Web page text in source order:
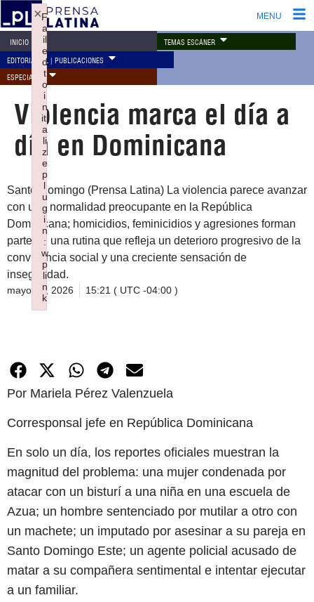
MENU
INICIO TEMAS ESCÁNER
EDITORIAL PL | PUBLICACIONES
ESPECIALES
Violencia marca el día a
día en Dominicana
Santo Domingo (Prensa Latina) La violencia parece avanzar
con una normalidad preocupante en la República
Dominicana; homicidios, feminicidios y agresiones forman
parte de una rutina que refleja un deterioro progresivo de la
convivencia social y una creciente sensación de
inseguridad.
mayo 20, 2026 15:21 ( UTC -04:00 )
Por Mariela Pérez Valenzuela
Corresponsal jefe en República Dominicana
En solo un día, los reportes oficiales muestran la
magnitud del problema: una mujer condenada por
atacar con un bisturí a una niña en una escuela de
Azua; un hombre sentenciado por mutilar a otro con
un machete; un imputado por asesinar a su pareja en
Santo Domingo Este; un agente policial acusado de
matar a su compañera sentimental e intentar ejecutar
a un familiar.
F
a
il
e
d
t
o
i
n
iti
a
li
z
e
p
l
u
g
i
n
:
w
p
li
n
k
×
Failed to initialize plugin: wplink